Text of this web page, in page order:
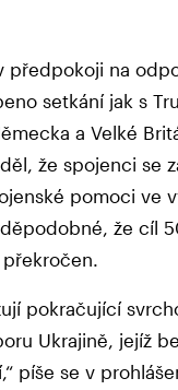
předpokoji na
setkání jak s
a Velké
že spojenci se
pomoci ve
že cíl
pokračující
Ukrajině, jejíž
píše se v